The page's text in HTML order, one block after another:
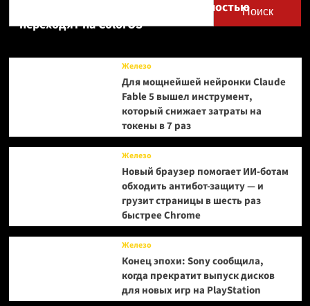
Поиск
Realme UI — OnePlus и realme полностью
переходят на ColorOS
Железо
Для мощнейшей нейронки Claude
Fable 5 вышел инструмент,
который снижает затраты на
токены в 7 раз
Железо
Новый браузер помогает ИИ-ботам
обходить антибот-защиту — и
грузит страницы в шесть раз
быстрее Chrome
Железо
Конец эпохи: Sony сообщила,
когда прекратит выпуск дисков
для новых игр на PlayStation